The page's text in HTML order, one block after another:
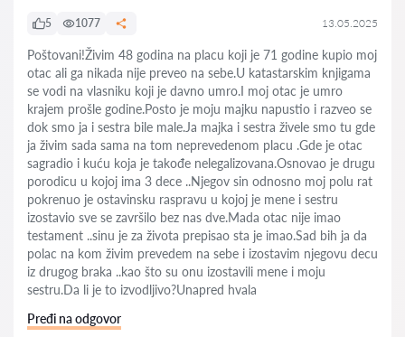
5 1077 13.05.2025
Poštovani!Živim 48 godina na placu koji je 71 godine kupio moj
otac ali ga nikada nije preveo na sebe.U katastarskim knjigama
se vodi na vlasniku koji je davno umro.I moj otac je umro
krajem prošle godine.Posto je moju majku napustio i razveo se
dok smo ja i sestra bile male.Ja majka i sestra živele smo tu gde
ja živim sada sama na tom neprevedenom placu .Gde je otac
sagradio i kuću koja je takođe nelegalizovana.Osnovao je drugu
porodicu u kojoj ima 3 dece ..Njegov sin odnosno moj polu rat
pokrenuo je ostavinsku raspravu u kojoj je mene i sestru
izostavio sve se završilo bez nas dve.Mada otac nije imao
testament ..sinu je za života prepisao sta je imao.Sad bih ja da
polac na kom živim prevedem na sebe i izostavim njegovu decu
iz drugog braka ..kao što su onu izostavili mene i moju
sestru.Da li je to izvodljivo?Unapred hvala
Pređi na odgovor